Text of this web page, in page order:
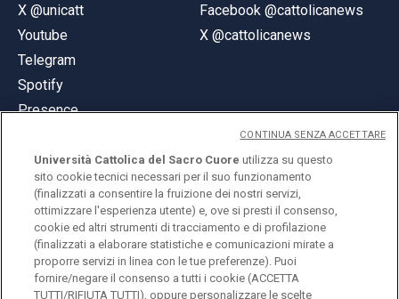
X @unicatt
Youtube
Telegram
Spotify
Presence
Facebook @cattolicanews
X @cattolicanews
© Università Cattolica del Sacro Cuore
Largo A. Gemelli 1, 20123 Milan
PI 02133120150
Università Cattolica del Sacro Cuore utilizza su questo
sito cookie tecnici necessari per il suo funzionamento
(finalizzati a consentire la fruizione dei nostri servizi,
ottimizzare l'esperienza utente) e, ove si presti il consenso,
cookie ed altri strumenti di tracciamento e di profilazione
(finalizzati a elaborare statistiche e comunicazioni mirate a
proporre servizi in linea con le tue preferenze). Puoi
fornire/negare il consenso a tutti i cookie (ACCETTA
TUTTI/RIFIUTA TUTTI), oppure personalizzare le scelte
CONTINUA SENZA ACCETTARE